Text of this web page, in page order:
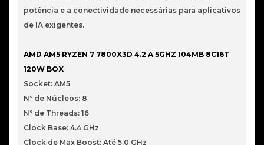
potência e a conectividade necessárias para aplicativos
de IA exigentes.
AMD AM5 RYZEN 7 7800X3D 4.2 A 5GHZ 104MB 8C16T
120W BOX
Socket: AM5
Nº de Núcleos: 8
Nº de Threads: 16
Clock Base: 4.4 GHz
Clock de Max Boost: Até 5.0 GHz